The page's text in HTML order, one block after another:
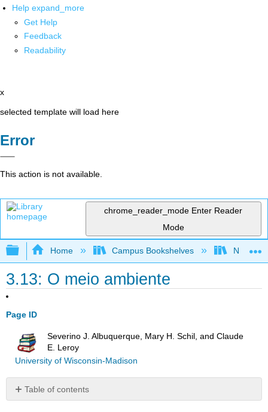
Help expand_more
Get Help
Feedback
Readability
x
selected template will load here
Error
This action is not available.
chrome_reader_mode Enter Reader
Mode
Expand/collapse global hierarchy
Home Campus Bookshelves New
3.13: O meio ambiente
Page ID
Severino J. Albuquerque, Mary H. Schil, and Claude
E. Leroy
University of Wisconsin-Madison
Table of contents